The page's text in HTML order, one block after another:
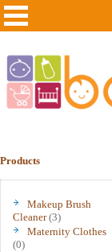
Products
Makeup Brush
Cleaner(3)
Maternity Clothes
(0)